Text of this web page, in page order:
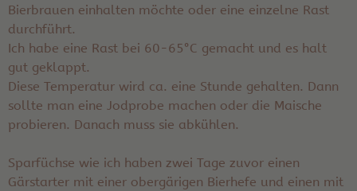
Bierbrauen einhalten möchte oder eine einzelne Rast
durchführt.
Ich habe eine Rast bei 60-65°C gemacht und es halt
gut geklappt.
Diese Temperatur wird ca. eine Stunde gehalten. Dann
sollte man eine Jodprobe machen oder die Maische
probieren. Danach muss sie abkühlen.
Sparfüchse wie ich haben zwei Tage zuvor einen
Gärstarter mit einer obergärigen Bierhefe und einen mit